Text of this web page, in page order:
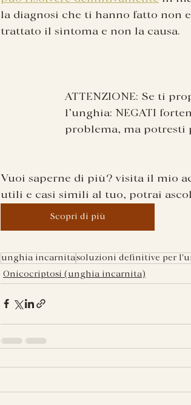
la diagnosi che ti hanno fatto non
trattato il sintoma e non la causa.
ATTENZIONE: Se ti
l’unghia: NEGATI
problema, ma potresti
Vuoi saperne di più? visita il mio
utili e casi simili al tuo, potrai
Scopri di più
unghia incarnitasoluzioni definitive per
Onicocriptosi (unghia incarnita)